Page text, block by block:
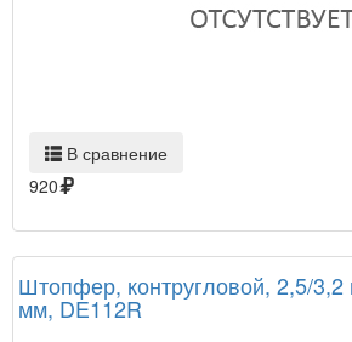
В сравнение
920
Штопфер, контругловой, 2,5/
мм, DE112R